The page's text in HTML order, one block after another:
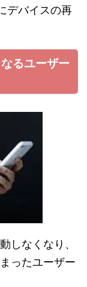
デバイスの再
るユーザー
しなくなり、
ったユーザー